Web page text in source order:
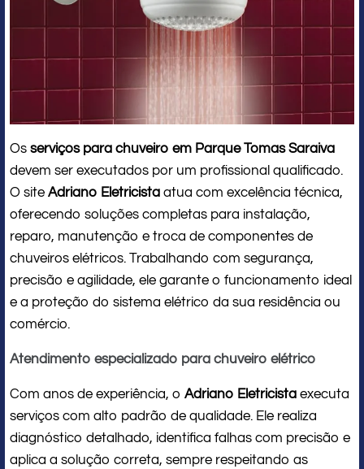
Os serviços para chuveiro em Parque Tomas Saraiva
devem ser executados por um profissional qualificado.
O site Adriano Eletricista atua com excelência técnica,
oferecendo soluções completas para instalação,
reparo, manutenção e troca de componentes de
chuveiros elétricos. Trabalhando com segurança,
precisão e agilidade, ele garante o funcionamento ideal
e a proteção do sistema elétrico da sua residência ou
comércio.
Atendimento especializado para chuveiro elétrico
Com anos de experiência, o Adriano Eletricista executa
serviços com alto padrão de qualidade. Ele realiza
diagnóstico detalhado, identifica falhas com precisão e
aplica a solução correta, sempre respeitando as